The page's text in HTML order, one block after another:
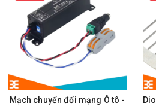
Mạch chuyển đổi mạng Ô tô -